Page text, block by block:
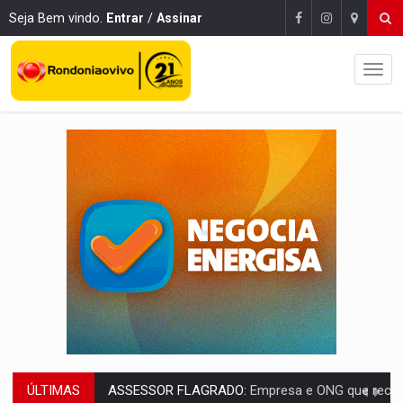
Seja Bem vindo. Entrar / Assinar
ÚLTIMAS INFLUENCIARIA ELEIÇÕES:Justiça Eleitoral manda tirar vídeo com suposta